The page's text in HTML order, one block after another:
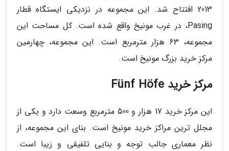
2013 افتتاح شد. این مجموعه در نزدیکی ایستگاه قطار
Pasing، در غرب مونیخ واقع شده است. کل مساحت این
مجموعه، 63 هزار مترمربع است. این مجموعه، چهارمین
مرکز خرید بزرگ مونیخ است.
مرکز خرید Fünf Höfe
این مرکز خرید 17 هزار و 500 مترمربع وسعت دارد و یکی از
مجلل ترین مراکز خرید مونیخ است. بنای این مجموعه، از
نظر معماری جالب توجه و بنایی تلفیقی و زیبا است.